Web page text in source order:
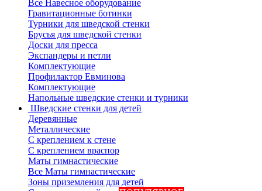
Все Навесное оборудование
Гравитационные ботинки
Турники для шведской стенки
Брусья для шведской стенки
Доски для пресса
Экспандеры и петли
Комплектующие
Профилактор Евминова
Комплектующие
Напольные шведские стенки и турники
Шведские стенки для детей
Деревянные
Металлические
С креплением к стене
С креплением враспор
Маты гимнастические
Все Маты гимнастические
Зоны приземления для детей